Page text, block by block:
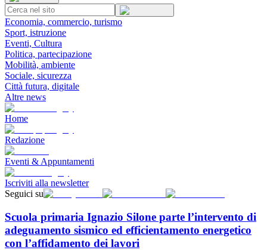
Economia, commercio, turismo
Sport, istruzione
Eventi, Cultura
Politica, partecipazione
Mobilità, ambiente
Sociale, sicurezza
Città futura, digitale
Altre news
Home
Redazione
Eventi & Appuntamenti
Iscriviti alla newsletter
Seguici su
Scuola primaria Ignazio Silone parte l’intervento di
adeguamento sismico ed efficientamento energetico
con l’affidamento dei lavori